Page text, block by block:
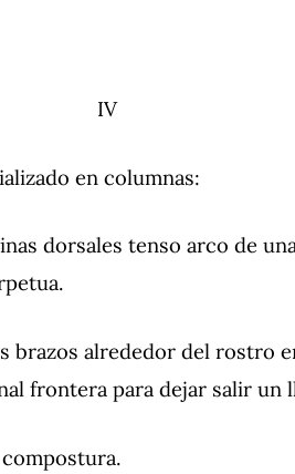
IV
en columnas:
dorsales tenso arco de
brazos alrededor del rostro
frontera para dejar salir